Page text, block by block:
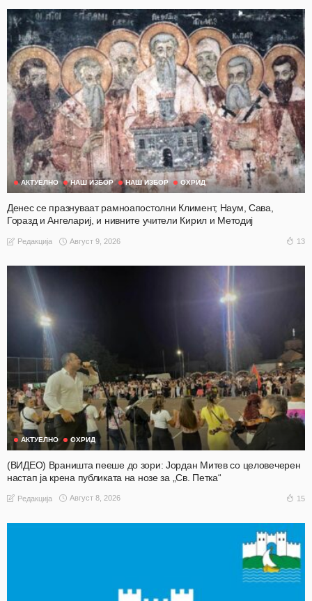
АКТУЕЛНО НАШ ИЗБОР НАШ ИЗБОР ОХРИД
Денес се празнуваат рамноапостолни Климент, Наум, Сава,
Горазд и Ангелариј, и нивните учители Кирил и Методиј
Редакција Август 9, 2026 13
АКТУЕЛНО ОХРИД
(ВИДЕО) Враништа пееше до зори: Јордан Митев со целовечерен
настап ја крена публиката на нозе за „Св. Петка“
Редакција Август 8, 2026 15